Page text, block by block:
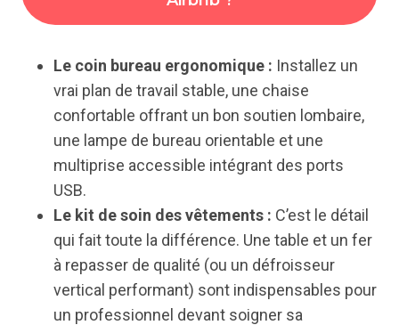
Le coin bureau ergonomique : Installez un
vrai plan de travail stable, une chaise
confortable offrant un bon soutien lombaire,
une lampe de bureau orientable et une
multiprise accessible intégrant des ports
USB.
Le kit de soin des vêtements : C’est le détail
qui fait toute la différence. Une table et un fer
à repasser de qualité (ou un défroisseur
vertical performant) sont indispensables pour
un professionnel devant soigner sa